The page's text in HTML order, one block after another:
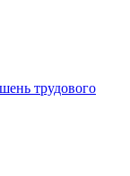
трудового